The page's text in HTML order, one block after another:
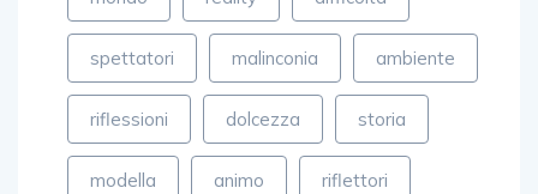
spettatori malinconia ambiente
riflessioni dolcezza storia
modella animo riflettori